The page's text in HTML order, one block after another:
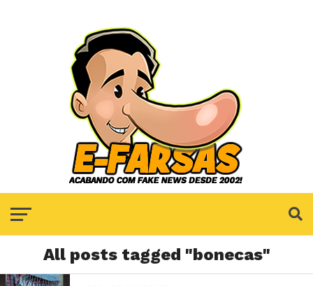
All posts tagged "bonecas"